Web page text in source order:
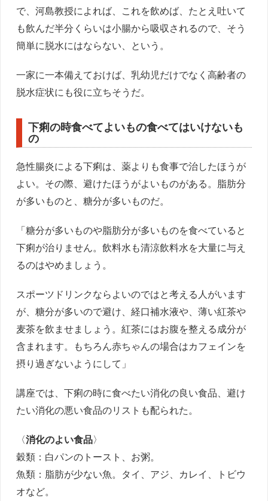
で、河島教授によれば、これを飲めば、たとえ吐いて
も飲んだ半分くらいは小腸から吸収されるので、そう
簡単に脱水にはならない、という。
一家に一本備えておけば、乳幼児だけでなく高齢者の
脱水症状にも役に立ちそうだ。
下痢の時食べてよいもの食べてはいけないも
の
急性腸炎による下痢は、薬よりも食事で治したほうが
よい。その際、避けたほうがよいものがある。脂肪分
が多いものと、糖分が多いものだ。
「糖分が多いものや脂肪分が多いものを食べていると
下痢が治りません。飲料水も清涼飲料水を大量に与え
るのはやめましょう。
スポーツドリンクならよいのではと考える人がいます
が、糖分が多いので避け、経口補水液や、薄い紅茶や
麦茶を飲ませましょう。紅茶にはお腹を整える成分が
含まれます。もちろん赤ちゃんの場合はカフェインを
摂り過ぎないようにして」
講座では、下痢の時に食べたい消化の良い食品、避け
たい消化の悪い食品のリストも配られた。
〈消化のよい食品〉
穀類：白パンのトースト、お粥。
魚類：脂肪が少ない魚。タイ、アジ、カレイ、トビウ
オなど。